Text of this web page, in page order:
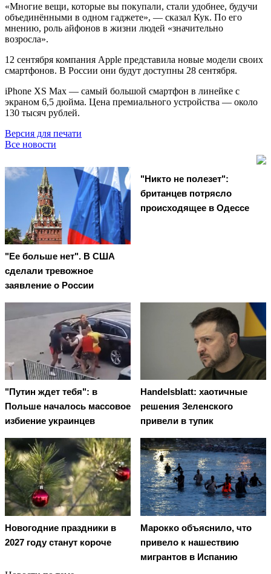
«Многие вещи, которые вы покупали, стали удобнее, будучи
объединёнными в одном гаджете», — сказал Кук. По его
мнению, роль айфонов в жизни людей «значительно
возросла».
12 сентября компания Apple представила новые модели своих
смартфонов. В России они будут доступны 28 сентября.
iPhone XS Max — самый большой смартфон в линейке с
экраном 6,5 дюйма. Цена премиального устройства — около
130 тысяч рублей.
Версия для печати
Все новости
"Ее больше нет". В США
сделали тревожное
заявление о России
"Никто не полезет":
британцев потрясло
происходящее в Одессе
"Путин ждет тебя": в
Польше началось массовое
избиение украинцев
Handelsblatt: хаотичные
решения Зеленского
привели в тупик
Новогодние праздники в
2027 году станут короче
Марокко объяснило, что
привело к нашествию
мигрантов в Испанию